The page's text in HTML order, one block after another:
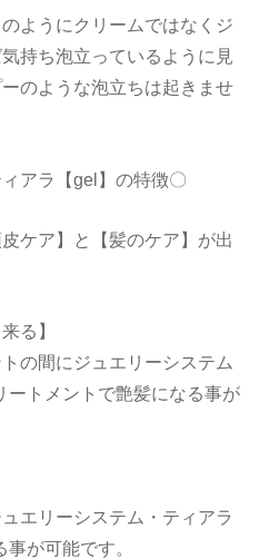
ようにクリームではなくジ
持ち泡立っているように見
のような泡立ちは起きませ
アラ【gel】の特徴〇
ケア】と【髪のケア】が出
る】
の間にジュエリーシステム
ートメントで艶髪になる事が
エリーシステム・ティアラ
事が可能です。